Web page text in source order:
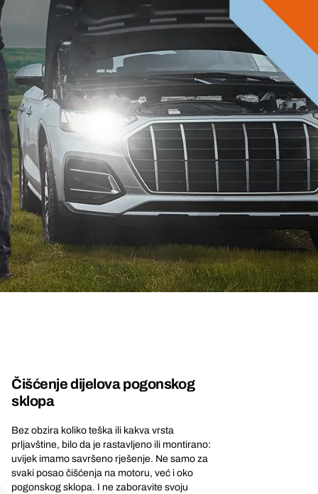
Čišćenje dijelova pogonskog
sklopa
Bez obzira koliko teška ili kakva vrsta
prljavštine, bilo da je rastavljeno ili montirano:
uvijek imamo savršeno rješenje. Ne samo za
svaki posao čišćenja na motoru, već i oko
pogonskog sklopa. I ne zaboravite svoju